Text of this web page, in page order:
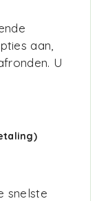
aan,
U
snelste